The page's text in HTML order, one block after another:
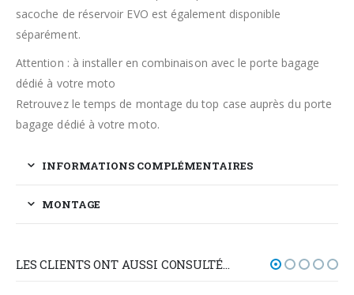
sacoche de réservoir EVO est également disponible
séparément.
Attention : à installer en combinaison avec le porte bagage
dédié à votre moto
Retrouvez le temps de montage du top case auprès du porte
bagage dédié à votre moto.
INFORMATIONS COMPLÉMENTAIRES
MONTAGE
LES CLIENTS ONT AUSSI CONSULTÉ…